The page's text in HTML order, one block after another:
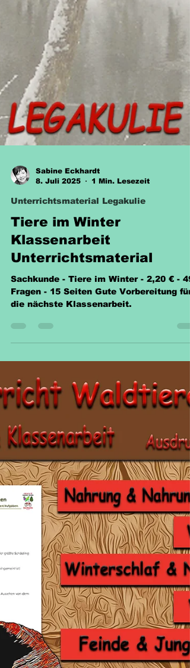
Sabine Eckhardt
1 Min. Lesezeit
Unterrichtsmaterial Legakulie
Tiere im Winter
Klassenarbeit
Unterrichtsmaterial
Fragen - 15 Seiten Gute Vorbereitung für